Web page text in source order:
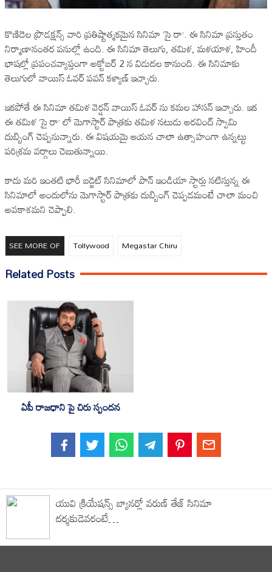
కొణిదెల ప్రొడక్షన్స్ వారి ప్రతిష్టాత్మకమైన సినిమా ‘సై రా’. ఈ సినిమా ప్రస్తుతం
నిర్మాణానంతర పనుల్లో ఉంది. ఈ సినిమా తెలుగు, తమిళ, మళయాళ, హిందీ
భాషల్లో ప్రపంచవ్యాప్తంగా అక్టోబర్ 2 న విడుదల కానుంది. ఈ సినిమాకు
తెలుగులో వాయిస్ ఓవర్ పవన్ కళ్యాణ్ ఇచ్చారు.
ఇకపోతే ఈ సినిమా తమిళ వెర్షన్ వాయిస్ ఓవర్ ను కమల హాసన్ ఇచ్చారు. ఇక
ఈ తమిళ ‘సై రా’ లో మెగాస్టార్ పాత్రకు తమిళ నటుడు అరవింద్ స్వామి
దుబ్బింగ్ చెప్పనున్నారు. ఈ విషయమై ఆయన చాలా ఉత్సాహంగా ఉన్నట్టు
పరిశ్రమ వర్గాలు చెబుతున్నాయి.
కాదు మరి ఇంతటి భారీ బడ్జెట్ సినిమాలో పాన్ ఇండియా స్టార్లు నటిస్తున్న ఈ
సినిమాలో అందులోను మెగాస్టార్ పాత్రకు దుబ్బింగ్ చెప్పడమంటే చాలా మంచి
అవకాశమని చెప్పాలి.
SEE MORE OF Tollywood Megastar Chiru
Related Posts
ఏపీ రాజ‌ధాని పై చిరు స్పంద‌న‌
యువి క్రియేషన్స్ బ్యానర్లో వరుణ్ తేజ్ సినిమా
దర్శకుడెవరంటే…